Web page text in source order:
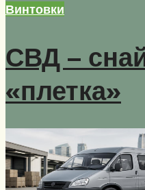
Винтовки
СВД –
«плетка»